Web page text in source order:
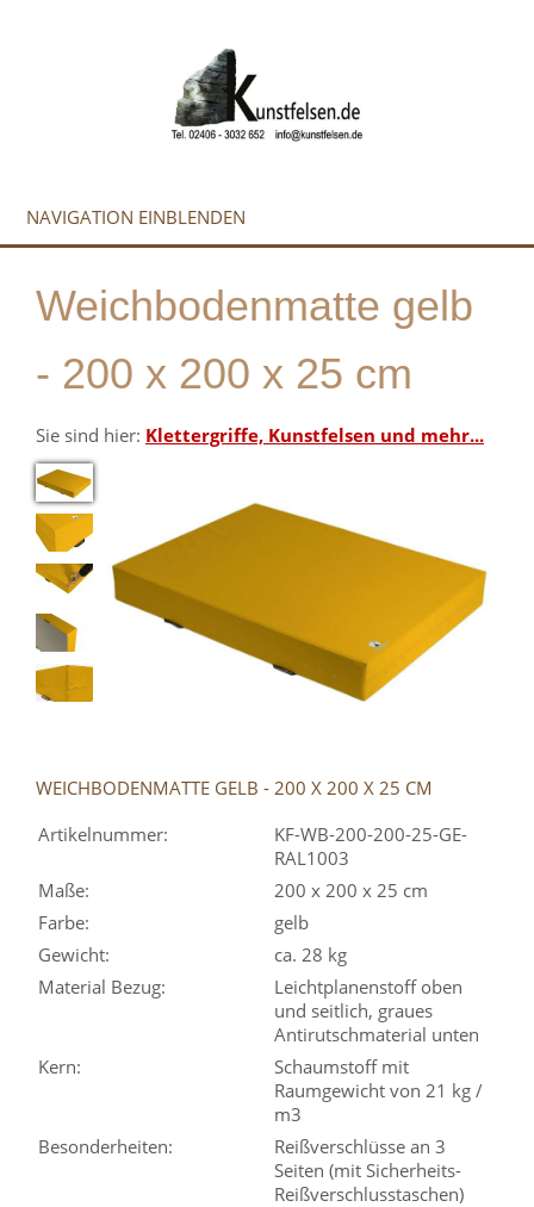
NAVIGATION EINBLENDEN
Weichbodenmatte gelb
- 200 x 200 x 25 cm
Sie sind hier: Klettergriffe, Kunstfelsen und mehr...
WEICHBODENMATTE GELB - 200 X 200 X 25 CM
Artikelnummer:
KF-WB-200-200-25-GE-
RAL1003
Maße:
200 x 200 x 25 cm
Farbe:
gelb
Gewicht:
ca. 28 kg
Material Bezug:
Leichtplanenstoff oben
und seitlich, graues
Antirutschmaterial unten
Kern:
Schaumstoff mit
Raumgewicht von 21 kg /
m3
Besonderheiten:
Reißverschlüsse an 3
Seiten (mit Sicherheits-
Reißverschlusstaschen)